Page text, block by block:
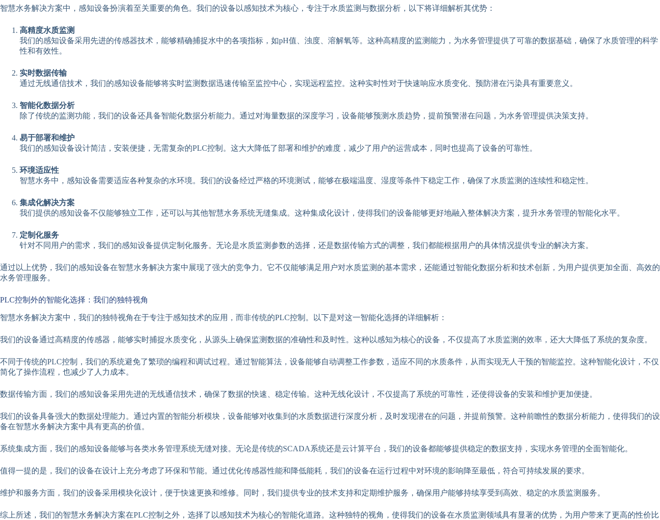
智慧水务解决方案中，感知设备扮演着至关重要的角色。我们的设备以感知技术为核心，专注于水质监测与数据分析，以下将详细解析其优势：
高精度水质监测
我们的感知设备采用先进的传感器技术，能够精确捕捉水中的各项指标，如pH值、浊度、溶解氧等。这种高精度的监测能力，为水务管理提供了可靠的数据基础，确保了水质管理的科学
性和有效性。
实时数据传输
通过无线通信技术，我们的感知设备能够将实时监测数据迅速传输至监控中心，实现远程监控。这种实时性对于快速响应水质变化、预防潜在污染具有重要意义。
智能化数据分析
除了传统的监测功能，我们的设备还具备智能化数据分析能力。通过对海量数据的深度学习，设备能够预测水质趋势，提前预警潜在问题，为水务管理提供决策支持。
易于部署和维护
我们的感知设备设计简洁，安装便捷，无需复杂的PLC控制。这大大降低了部署和维护的难度，减少了用户的运营成本，同时也提高了设备的可靠性。
环境适应性
智慧水务中，感知设备需要适应各种复杂的水环境。我们的设备经过严格的环境测试，能够在极端温度、湿度等条件下稳定工作，确保了水质监测的连续性和稳定性。
集成化解决方案
我们提供的感知设备不仅能够独立工作，还可以与其他智慧水务系统无缝集成。这种集成化设计，使得我们的设备能够更好地融入整体解决方案，提升水务管理的智能化水平。
定制化服务
针对不同用户的需求，我们的感知设备提供定制化服务。无论是水质监测参数的选择，还是数据传输方式的调整，我们都能根据用户的具体情况提供专业的解决方案。
通过以上优势，我们的感知设备在智慧水务解决方案中展现了强大的竞争力。它不仅能够满足用户对水质监测的基本需求，还能通过智能化数据分析和技术创新，为用户提供更加全面、高效的
水务管理服务。
PLC控制外的智能化选择：我们的独特视角
智慧水务解决方案中，我们的独特视角在于专注于感知技术的应用，而非传统的PLC控制。以下是对这一智能化选择的详细解析：
我们的设备通过高精度的传感器，能够实时捕捉水质变化，从源头上确保监测数据的准确性和及时性。这种以感知为核心的设备，不仅提高了水质监测的效率，还大大降低了系统的复杂度。
不同于传统的PLC控制，我们的系统避免了繁琐的编程和调试过程。通过智能算法，设备能够自动调整工作参数，适应不同的水质条件，从而实现无人干预的智能监控。这种智能化设计，不仅
简化了操作流程，也减少了人力成本。
数据传输方面，我们的感知设备采用先进的无线通信技术，确保了数据的快速、稳定传输。这种无线化设计，不仅提高了系统的可靠性，还使得设备的安装和维护更加便捷。
我们的设备具备强大的数据处理能力。通过内置的智能分析模块，设备能够对收集到的水质数据进行深度分析，及时发现潜在的问题，并提前预警。这种前瞻性的数据分析能力，使得我们的设
备在智慧水务解决方案中具有更高的价值。
系统集成方面，我们的感知设备能够与各类水务管理系统无缝对接。无论是传统的SCADA系统还是云计算平台，我们的设备都能够提供稳定的数据支持，实现水务管理的全面智能化。
值得一提的是，我们的设备在设计上充分考虑了环保和节能。通过优化传感器性能和降低能耗，我们的设备在运行过程中对环境的影响降至最低，符合可持续发展的要求。
维护和服务方面，我们的设备采用模块化设计，便于快速更换和维修。同时，我们提供专业的技术支持和定期维护服务，确保用户能够持续享受到高效、稳定的水质监测服务。
综上所述，我们的智慧水务解决方案在PLC控制之外，选择了以感知技术为核心的智能化道路。这种独特的视角，使得我们的设备在水质监测领域具有显著的优势，为用户带来了更高的性价比